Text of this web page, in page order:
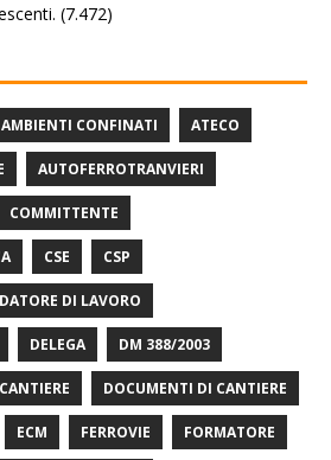
(7.472)
AMBIENTI CONFINATI ATECO
AUTOFERROTRANVIERI
COMMITTENTE
CSE CSP
DATORE DI LAVORO
DELEGA DM 388/2003
DOCUMENTI DI CANTIERE
ECM FERROVIE FORMATORE